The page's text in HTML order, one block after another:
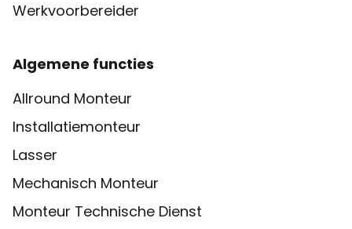
Werkvoorbereider
Algemene functies
Allround Monteur
Installatiemonteur
Lasser
Mechanisch Monteur
Monteur Technische Dienst